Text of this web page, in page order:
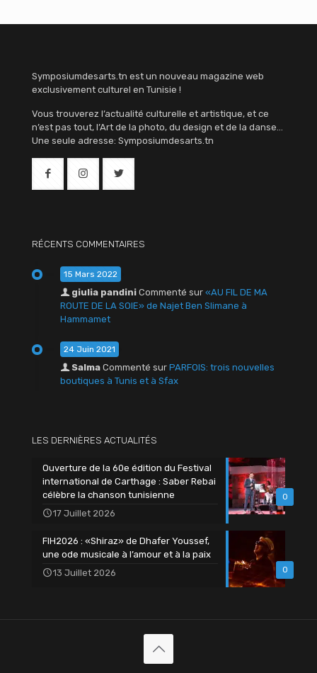
Symposiumdesarts.tn est un nouveau magazine web
exclusivement culturel en Tunisie !
Vous trouverez l’actualité culturelle et artistique, et ce
n’est pas tout, l’Art de la photo, du design et de la danse…
Une seule adresse: Symposiumdesarts.tn
RÉCENTS COMMENTAIRES
15 Mars 2022
giulia pandini Commenté sur «AU FIL DE MA
ROUTE DE LA SOIE» de Najet Ben Slimane à
Hammamet
24 Juin 2021
Salma Commenté sur PARFOIS: trois nouvelles
boutiques à Tunis et à Sfax
LES DERNIÈRES ACTUALITÉS
0
Ouverture de la 60e édition du Festival
international de Carthage : Saber Rebai
célèbre la chanson tunisienne
17 Juillet 2026
0
FIH2026 : «Shiraz» de Dhafer Youssef,
une ode musicale à l’amour et à la paix
13 Juillet 2026